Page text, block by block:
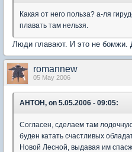
Какая от него польза? а-ля
плавать там нельзя.
Люди плавают. И это не бомжи.
romannew
05 May 2006
AHTOH, on 5.05.2006 - 09:05:
Согласен, сделаем там
буден катать счастливых
Новой Лесной, выдавая им